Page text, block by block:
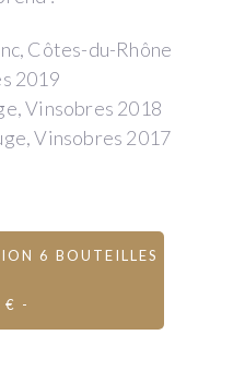
Côtes-du-Rhône
2019
Vinsobres 2018
Vinsobres 2017
6 BOUTEILLES
€ -